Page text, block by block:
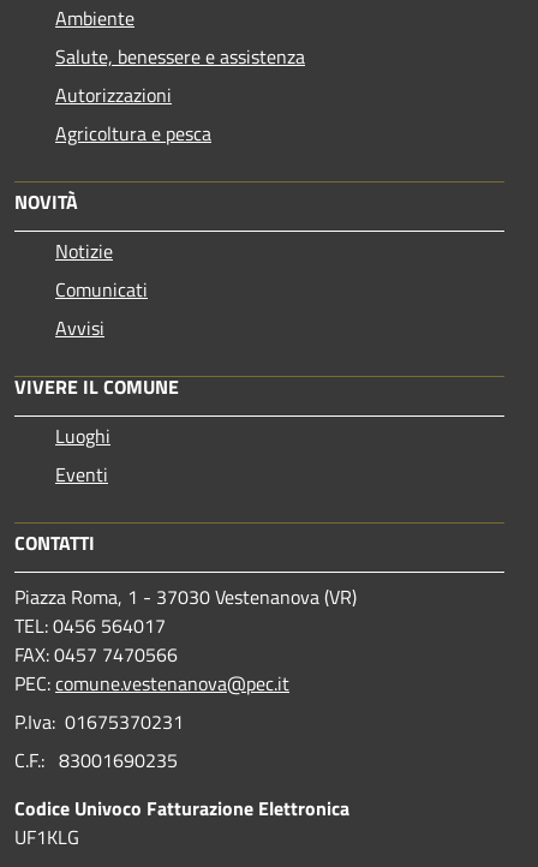
Ambiente
Salute, benessere e assistenza
Autorizzazioni
Agricoltura e pesca
NOVITÀ
Notizie
Comunicati
Avvisi
VIVERE IL COMUNE
Luoghi
Eventi
CONTATTI
Piazza Roma, 1 - 37030 Vestenanova (VR)
TEL: 0456 564017
FAX: 0457 7470566
PEC:comune.vestenanova@pec.it
P.Iva: 01675370231
C.F.: 83001690235
Codice Univoco Fatturazione Elettronica
UF1KLG